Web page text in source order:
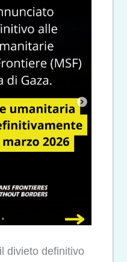
divieto definitivo